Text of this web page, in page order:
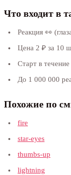
Что входит в
Реакция 👀
Цена 2 ₽ за 10
Старт в
До 1 000 000
Похожие по
fire
star-eyes
thumbs-up
lightning